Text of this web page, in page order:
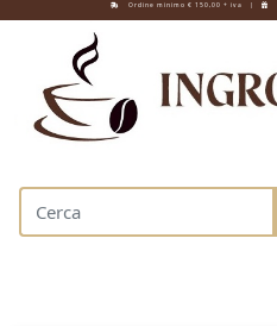
Ordine minimo € 150,00 + iva |